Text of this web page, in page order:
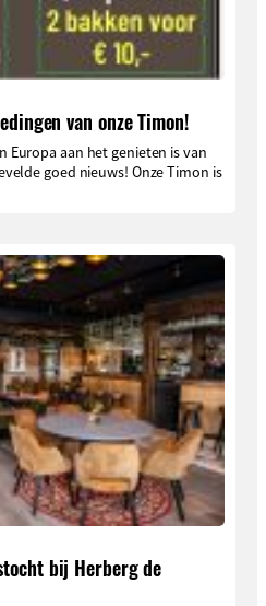
van onze Timon!
Europa aan het genieten is van
goed nieuws! Onze Timon is
bij Herberg de